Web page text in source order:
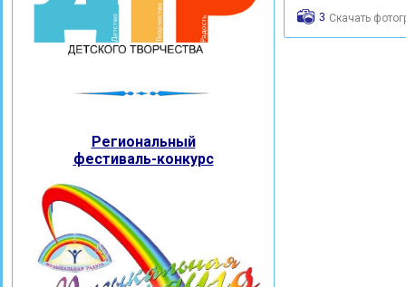
Региональный
фестиваль-конкурс
3 Скачать